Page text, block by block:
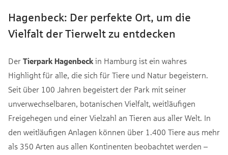
Hagenbeck: Der perfekte Ort, um die
Vielfalt der Tierwelt zu entdecken
Der Tierpark Hagenbeck in Hamburg ist ein wahres
Highlight für alle, die sich für Tiere und Natur begeistern.
Seit über 100 Jahren begeistert der Park mit seiner
unverwechselbaren, botanischen Vielfalt, weitläufigen
Freigehegen und einer Vielzahl an Tieren aus aller Welt. In
den weitläufigen Anlagen können über 1.400 Tiere aus mehr
als 350 Arten aus allen Kontinenten beobachtet werden –